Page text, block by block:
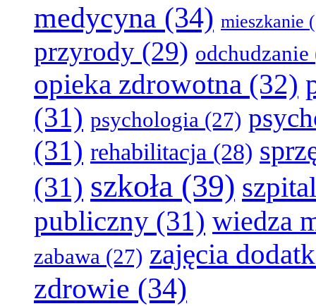
medycyna (34) mieszkanie
przyrody (29) odchudzanie
opieka zdrowotna (32)
(31) psychologia (27)
(31) rehabilitacja (28)
(31) szkoła (39) szpital
publiczny (31) wiedza
zabawa (27) zajęcia
zdrowie (34)